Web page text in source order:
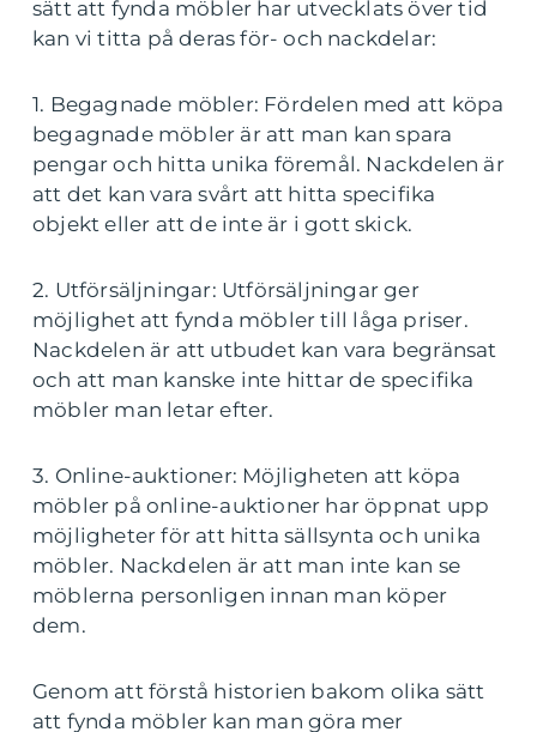
sätt att fynda möbler har utvecklats över tid
kan vi titta på deras för- och nackdelar:
1. Begagnade möbler: Fördelen med att köpa
begagnade möbler är att man kan spara
pengar och hitta unika föremål. Nackdelen är
att det kan vara svårt att hitta specifika
objekt eller att de inte är i gott skick.
2. Utförsäljningar: Utförsäljningar ger
möjlighet att fynda möbler till låga priser.
Nackdelen är att utbudet kan vara begränsat
och att man kanske inte hittar de specifika
möbler man letar efter.
3. Online-auktioner: Möjligheten att köpa
möbler på online-auktioner har öppnat upp
möjligheter för att hitta sällsynta och unika
möbler. Nackdelen är att man inte kan se
möblerna personligen innan man köper
dem.
Genom att förstå historien bakom olika sätt
att fynda möbler kan man göra mer